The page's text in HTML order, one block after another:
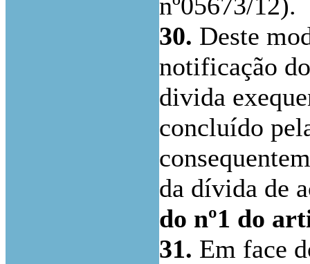
30. Deste
notificação
divida
concluído
da dívida de
do nº1 do
31. Em face